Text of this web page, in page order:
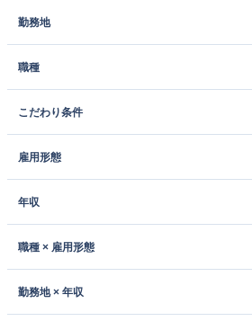
勤務地
職種
こだわり条件
雇用形態
年収
職種 × 雇用形態
勤務地 × 年収